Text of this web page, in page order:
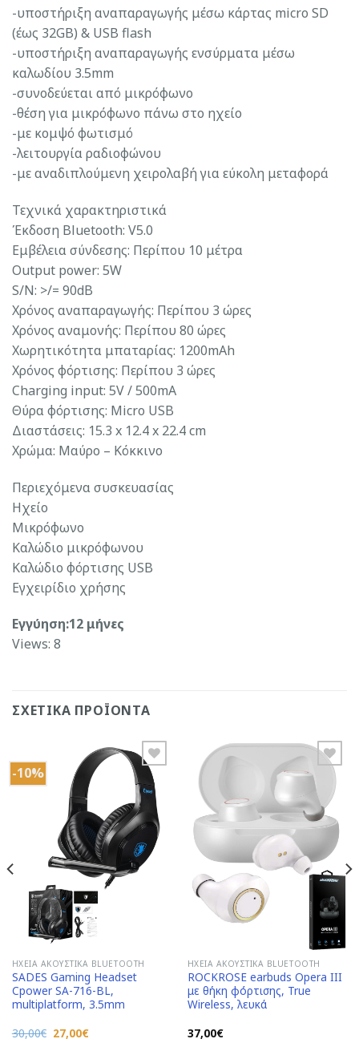
-υποστήριξη αναπαραγωγής μέσω κάρτας micro SD
(έως 32GB) & USB flash
-υποστήριξη αναπαραγωγής ενσύρματα μέσω
καλωδίου 3.5mm
-συνοδεύεται από μικρόφωνο
-θέση για μικρόφωνο πάνω στο ηχείο
-με κομψό φωτισμό
-λειτουργία ραδιοφώνου
-με αναδιπλούμενη χειρολαβή για εύκολη μεταφορά
Τεχνικά χαρακτηριστικά
Έκδοση Bluetooth: V5.0
Εμβέλεια σύνδεσης: Περίπου 10 μέτρα
Output power: 5W
S/N: >/= 90dB
Χρόνος αναπαραγωγής: Περίπου 3 ώρες
Χρόνος αναμονής: Περίπου 80 ώρες
Χωρητικότητα μπαταρίας: 1200mAh
Χρόνος φόρτισης: Περίπου 3 ώρες
Charging input: 5V / 500mA
Θύρα φόρτισης: Micro USB
Διαστάσεις: 15.3 x 12.4 x 22.4 cm
Χρώμα: Μαύρο – Κόκκινο
Περιεχόμενα συσκευασίας
Ηχείο
Μικρόφωνο
Καλώδιο μικρόφωνου
Καλώδιο φόρτισης USB
Εγχειρίδιο χρήσης
Εγγύηση:12 μήνες
Views: 8
ΣΧΕΤΙΚΆ ΠΡΟΪΌΝΤΑ
-10%
Add to
Wishlist
ΗΧΕΊΑ ΑΚΟΥΣΤΙΚΆ BLUETOOTH
SADES Gaming Headset
Cpower SA-716-BL,
multiplatform, 3.5mm
30,00€ Original
price
27,00€Η
τρέχουσα
Add to
Wishlist
ΗΧΕΊΑ ΑΚΟΥΣΤΙΚΆ BLUETOOTH
ROCKROSE earbuds Opera III
με θήκη φόρτισης, True
Wireless, λευκά
37,00€